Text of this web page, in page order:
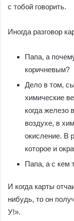
с тобой говорить.
Иногда разговор
Папа, а
коричневым?
Дело в том,
химические
когда железо
воздухе, в
окисление. В
которое и
Папа, а с кем
И когда карты
нибудь, то он
У!».